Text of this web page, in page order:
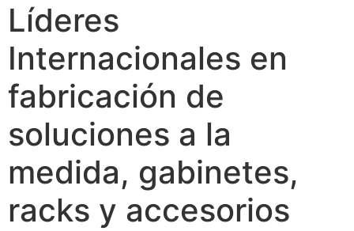
Líderes
Internacionales en
fabricación de
soluciones a la
medida, gabinetes,
racks y accesorios